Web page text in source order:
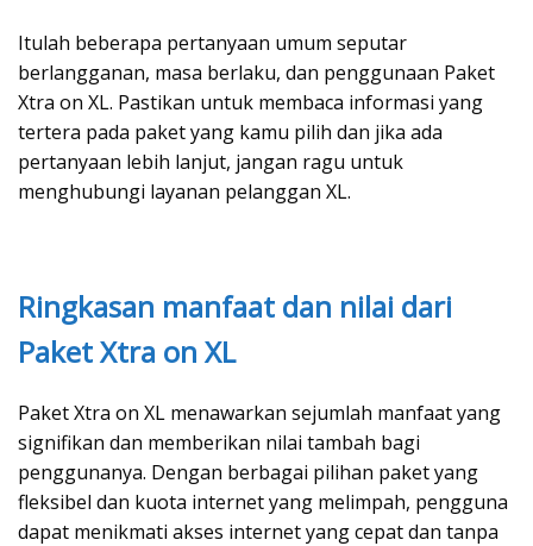
Itulah beberapa pertanyaan umum seputar
berlangganan, masa berlaku, dan penggunaan Paket
Xtra on XL. Pastikan untuk membaca informasi yang
tertera pada paket yang kamu pilih dan jika ada
pertanyaan lebih lanjut, jangan ragu untuk
menghubungi layanan pelanggan XL.
Ringkasan manfaat dan nilai dari
Paket Xtra on XL
Paket Xtra on XL menawarkan sejumlah manfaat yang
signifikan dan memberikan nilai tambah bagi
penggunanya. Dengan berbagai pilihan paket yang
fleksibel dan kuota internet yang melimpah, pengguna
dapat menikmati akses internet yang cepat dan tanpa